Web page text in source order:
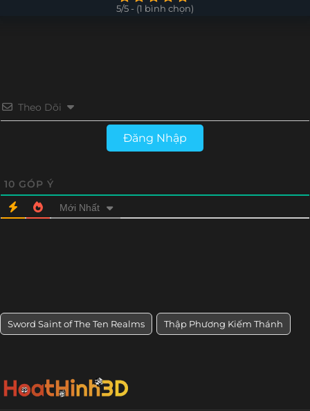
5/5 - (1 bình chọn)
Theo Dõi
Đăng Nhập
10 GÓP Ý
Mới Nhất
Sword Saint of The Ten Realms Thập Phương Kiếm Thánh